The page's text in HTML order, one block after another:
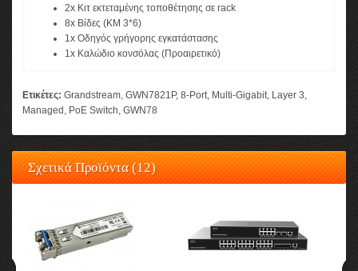
2x Κιτ εκτεταμένης τοποθέτησης σε rack
8x Βίδες (KM 3*6)
1x Οδηγός γρήγορης εγκατάστασης
1x Καλώδιο κονσόλας (Προαιρετικό)
Ετικέτες: Grandstream, GWN7821P, 8-Port, Multi-Gigabit, Layer 3,
Managed , PoE Switch, GWN78
Σχετικά Προϊόντα (12)